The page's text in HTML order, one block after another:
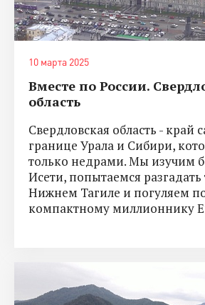
10 марта 2025
Вместе по России.
область
Свердловская область - край
границе Урала и Сибири,
только недрами. Мы изучим
Исети, попытаемся
Нижнем Тагиле и погуляем
компактному миллионнику